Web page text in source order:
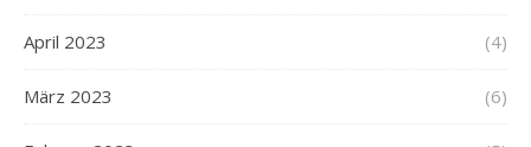
April 2023 (4)
März 2023 (6)